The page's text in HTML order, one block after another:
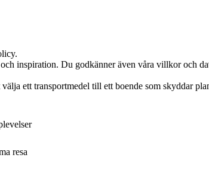
inspiration. Du godkänner även våra villkor och
ett transportmedel till ett boende som skyddar
resa